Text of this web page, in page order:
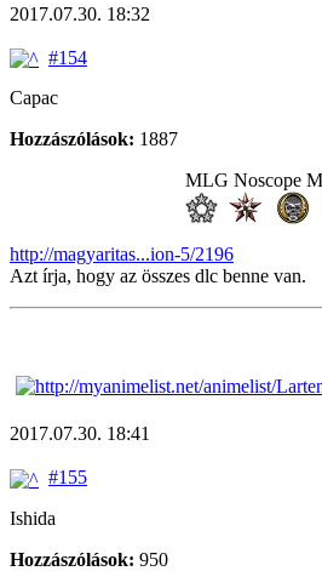
2017.07.30. 18:32
#154
Capac
Hozzászólások: 1887
MLG Noscope
http://magyaritas...ion-5/2196
Azt írja, hogy az összes dlc benne van.
2017.07.30. 18:41
#155
Ishida
Hozzászólások: 950